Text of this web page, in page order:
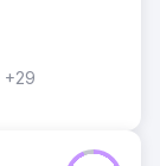
+29